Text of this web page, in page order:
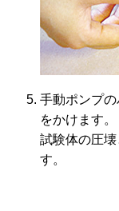
手動ポンプ
をかけます。
試験体の圧
す。